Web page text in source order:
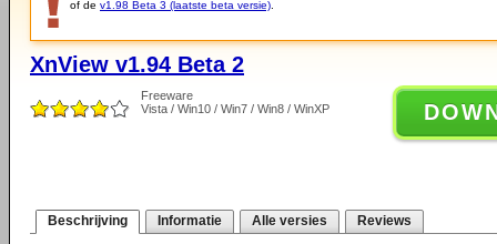
of de v1.98 Beta 3 (laatste beta versie)
XnView v1.94 Beta 2
Freeware
Vista / Win10 / Win7 / Win8 / WinXP
Beschrijving Informatie Alle versies Reviews